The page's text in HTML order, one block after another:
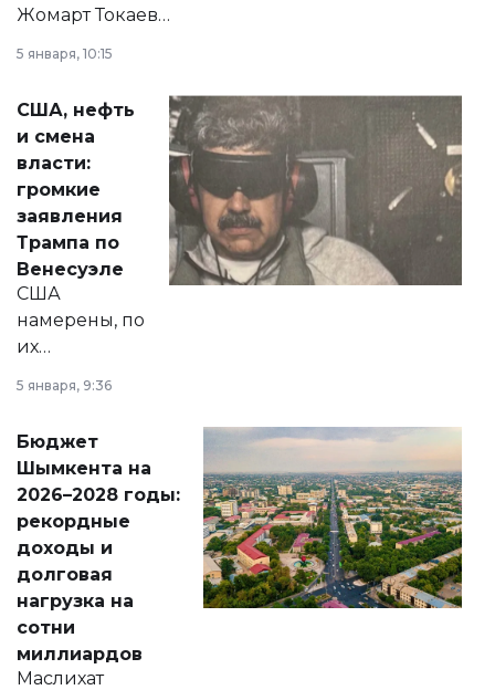
Жомарт Токаев
сразу несколько
актуальных тем —
от слухов о
политических
реформах до
вопросов армии,
экономики и
личного здоровья.
5 января, 10:15
США, нефть
и смена
власти:
громкие
заявления
Трампа по
Венесуэле
США
намерены, по
их
принести
народу
Венесуэлы.
5 января, 9:36
Бюджет
Шымкента на
2026–2028 годы:
рекордные
доходы и
долговая
нагрузка на
сотни
миллиардов
Маслихат